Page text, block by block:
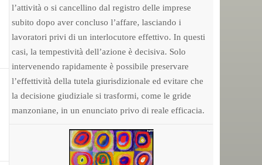
l’attività o si cancellino dal registro delle imprese
subito dopo aver concluso l’affare, lasciando i
lavoratori privi di un interlocutore effettivo. In questi
casi, la tempestività dell’azione è decisiva. Solo
intervenendo rapidamente è possibile preservare
l’effettività della tutela giurisdizionale ed evitare che
la decisione giudiziale si trasformi, come le gride
manzoniane, in un enunciato privo di reale efficacia.